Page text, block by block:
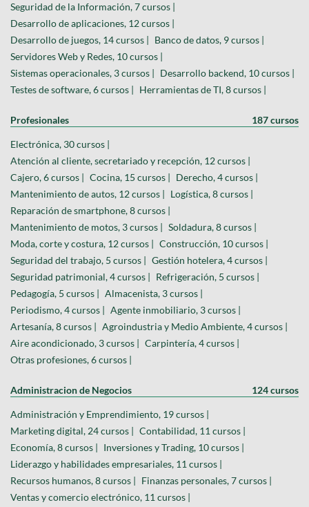
Seguridad de la Información, 7 cursos |
Desarrollo de aplicaciones, 12 cursos |
Desarrollo de juegos, 14 cursos | Banco de datos, 9 cursos |
Servidores Web y Redes, 10 cursos |
Sistemas operacionales, 3 cursos | Desarrollo backend, 10 cursos |
Testes de software, 6 cursos | Herramientas de TI, 8 cursos |
Profesionales 187 cursos
Electrónica, 30 cursos |
Atención al cliente, secretariado y recepción, 12 cursos |
Cajero, 6 cursos | Cocina, 15 cursos | Derecho, 4 cursos |
Mantenimiento de autos, 12 cursos | Logística, 8 cursos |
Reparación de smartphone, 8 cursos |
Mantenimiento de motos, 3 cursos | Soldadura, 8 cursos |
Moda, corte y costura, 12 cursos | Construcción, 10 cursos |
Seguridad del trabajo, 5 cursos | Gestión hotelera, 4 cursos |
Seguridad patrimonial, 4 cursos | Refrigeración, 5 cursos |
Pedagogía, 5 cursos | Almacenista, 3 cursos |
Periodismo, 4 cursos | Agente inmobiliario, 3 cursos |
Artesanía, 8 cursos | Agroindustria y Medio Ambiente, 4 cursos |
Aire acondicionado, 3 cursos | Carpintería, 4 cursos |
Otras profesiones, 6 cursos |
Administracion de Negocios 124 cursos
Administración y Emprendimiento, 19 cursos |
Marketing digital, 24 cursos | Contabilidad, 11 cursos |
Economía, 8 cursos | Inversiones y Trading, 10 cursos |
Liderazgo y habilidades empresariales, 11 cursos |
Recursos humanos, 8 cursos | Finanzas personales, 7 cursos |
Ventas y comercio electrónico, 11 cursos |